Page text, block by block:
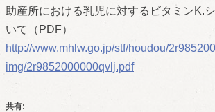
助産所における乳児に対するビタミンK.
いて（PDF）
http://www.mhlw.go.jp/stf/houdou/
img/2r9852000000qvlj.pdf
共有: